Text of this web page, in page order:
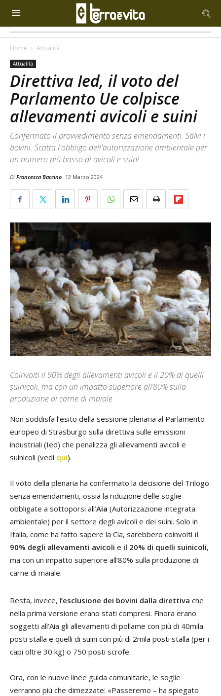
Home Attualità
Attualità
Direttiva Ied, il voto del
Parlamento Ue colpisce
allevamenti avicoli e suini
Confermato il provvedimento senza emendamenti. Salvi i
bovini. Scatta l'obbligo dell'autorizzazione ambientale per
un numero più basso di avicoli e suini
Di Francesca Baccino 12 Marzo 2024
Coinvolti il 90% degli allevamenti avicoli e il 20% di quelli
suinicoli, ma con un impatto superiore all’80% sulla
produzione di carne di maiale
Non soddisfa l’esito della sessione plenaria al Parlamento
europeo di Strasburgo sulla direttiva sulle emissioni
industriali (Ied) che penalizza gli allevamenti avicoli e
suinicoli (vedi qui).
Il voto della plenaria ha confermato la decisione del Trilogo
senza emendamenti, ossia la riduzione delle soglie
obbligate a sottoporsi all’Aia (Autorizzazione integrata
ambientale) per il settore degli avicoli e dei suini. Solo in
Italia, come ha fatto sapere la Cia, sarebbero coinvolti il
90% degli allevamenti avicoli e il 20% di quelli suinicoli,
ma con un impatto superiore all’80% sulla produzione di
carne di maiale.
Resta, invece, l’esclusione dei bovini dalla direttiva che
nella prima versione erano stati compresi. Finora erano
soggetti all’Aia gli allevamenti di pollame con più di 40mila
posti stalla e quelli di suini con più di 2mila posti stalla (per i
capi oltre 30 kg) o 750 posti scrofe.
Ora, con le nuove linee guida comunitarie, le soglie
verranno più che dimezzate: «Passeremo – ha spiegato